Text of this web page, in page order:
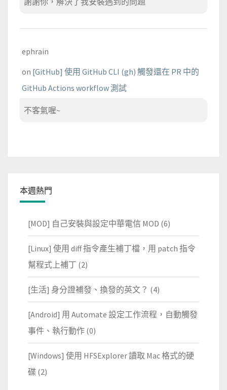
ephrain
on [GitHub] 使用 GitHub CLI (gh) 觸發還在 PR 中的
GitHub Actions workflow 測試
不客氣喔~
本週熱門
[MOD] 自己安裝與設定中華電信 MOD (6)
[Linux] 使用 diff 指令產生補丁檔，用 patch 指令
幫程式上補丁 (2)
[生活] 身分證補發、換發的英文？ (4)
[Android] 用 Automate 設定工作流程，自動觸發
事件、執行動作 (0)
[Windows] 使用 HFSExplorer 讀取 Mac 格式的硬
碟 (2)